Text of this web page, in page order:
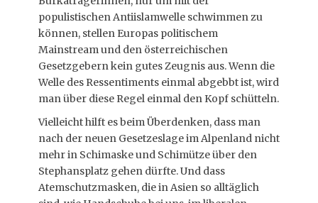
populistischen Antiislamwelle schwimmen zu
können, stellen Europas politischem
Mainstream und den österreichischen
Gesetzgebern kein gutes Zeugnis aus. Wenn die
Welle des Ressentiments einmal abgebbt ist, wird
man über diese Regel einmal den Kopf schütteln.
Vielleicht hilft es beim Überdenken, dass man
nach der neuen Gesetzeslage im Alpenland nicht
mehr in Schimaske und Schimütze über den
Stephansplatz gehen dürfte. Und dass
Atemschutzmasken, die in Asien so alltäglich